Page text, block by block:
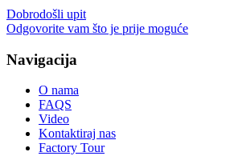
Dobrodošli upit
Odgovorite vam što je prije moguće
Navigacija
O nama
FAQS
Video
Kontaktiraj nas
Factory Tour